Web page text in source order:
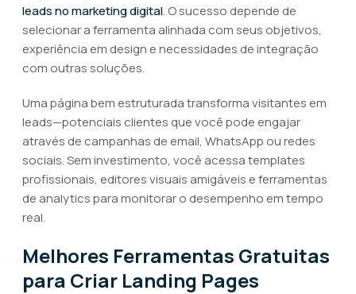
leads no marketing digital. O sucesso depende de
selecionar a ferramenta alinhada com seus objetivos,
experiência em design e necessidades de integração
com outras soluções.
Uma página bem estruturada transforma visitantes em
leads—potenciais clientes que você pode engajar
através de campanhas de email, WhatsApp ou redes
sociais. Sem investimento, você acessa templates
profissionais, editores visuais amigáveis e ferramentas
de analytics para monitorar o desempenho em tempo
real.
Melhores Ferramentas Gratuitas
para Criar Landing Pages